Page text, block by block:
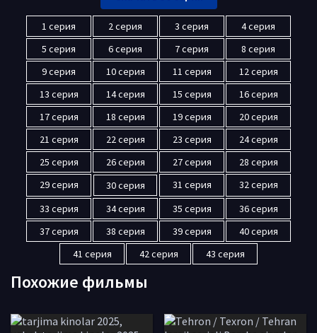
1 серия 2 серия 3 серия
4 серия
5 серия
6 серия 7 серия
8 серия
9 серия
10 серия 11 серия
12 серия
13 серия
14 серия 15 серия
16 серия
17 серия
18 серия 19 серия
20 серия
21 серия
22 серия 23 серия
24 серия
25 серия
26 серия 27 серия
28 серия
29 серия
30 серия 31 серия
32 серия
33 серия
34 серия 35 серия
36 серия
37 серия
38 серия 39 серия
40 серия
41 серия
42 серия 43 серия
Похожие фильмы